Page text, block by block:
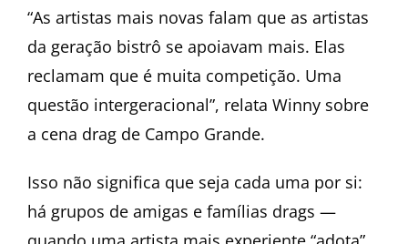
“As artistas mais novas falam que as artistas
da geração bistrô se apoiavam mais. Elas
reclamam que é muita competição. Uma
questão intergeracional”, relata Winny sobre
a cena drag de Campo Grande.
Isso não significa que seja cada uma por si:
há grupos de amigas e famílias drags —